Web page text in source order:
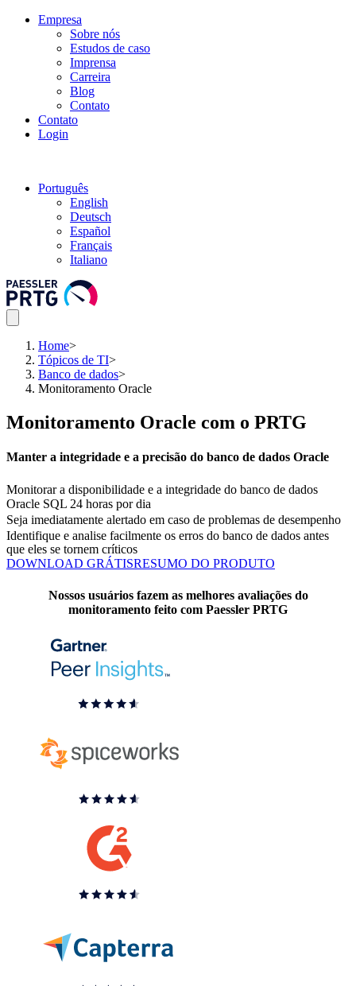
Empresa
Sobre nós
Estudos de caso
Imprensa
Carreira
Blog
Contato
Contato
Login
Português
English
Deutsch
Español
Français
Italiano
Home>
Tópicos de TI>
Banco de dados>
Monitoramento Oracle
Monitoramento Oracle com o PRTG
Manter a integridade e a precisão do banco de dados Oracle
Monitorar a disponibilidade e a integridade do banco de dados
Oracle SQL 24 horas por dia
Seja imediatamente alertado em caso de problemas de desempenho
Identifique e analise facilmente os erros do banco de dados antes
que eles se tornem críticos
DOWNLOAD GRÁTISRESUMO DO PRODUTO
Nossos usuários fazem as melhores avaliações do
monitoramento feito com Paessler PRTG